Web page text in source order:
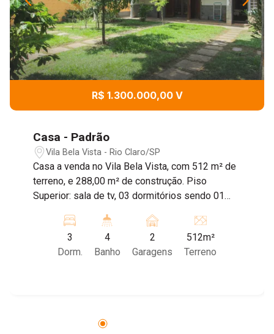
R$ 1.300.000,00 V
Casa - Padrão
Vila Bela Vista - Rio Claro/SP
Casa a venda no Vila Bela Vista, com 512 m² de
terreno, e 288,00 m² de construção. Piso
Superior: sala de tv, 03 dormitórios sendo 01
banheiro social. Piso inferior: sala de estar, sala
de jantar, lavabo, sala de descanso, cozinha
planejada, e lavanderia com armários, amplo
valor como parte de pagamento. Agende sua
3
Dorm.
4
Banho
2
Garagens
512m²
Terreno